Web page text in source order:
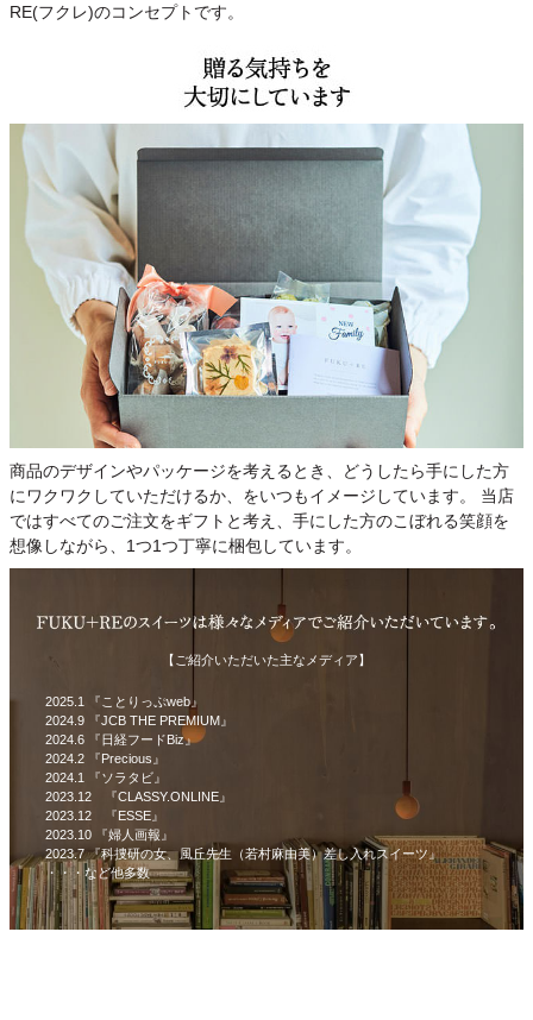
RE(フクレ)のコンセプトです。
商品のデザインやパッケージを考えるとき、どうしたら手にした方
にワクワクしていただけるか、をいつもイメージしています。 当店
ではすべてのご注文をギフトと考え、手にした方のこぼれる笑顔を
想像しながら、1つ1つ丁寧に梱包しています。
【ご紹介いただいた主なメディア】
2025.1 『ことりっぷweb』
2024.9 『JCB THE PREMIUM』
2024.6 『日経フードBiz』
2024.2 『Precious』
2024.1 『ソラタビ』
2023.12 『CLASSY.ONLINE』
2023.12 『ESSE』
2023.10 『婦人画報』
2023.7 『科捜研の女、風丘先生（若村麻由美）差し入れスイーツ』
・・・など他多数